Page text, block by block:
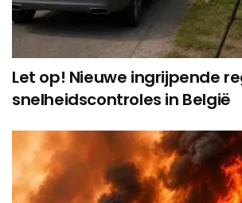
Let op! Nieuwe ingrijpende
snelheidscontroles in België